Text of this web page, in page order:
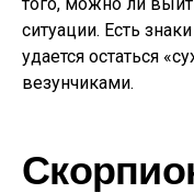
ситуации. Есть
удается остаться
везунчиками.